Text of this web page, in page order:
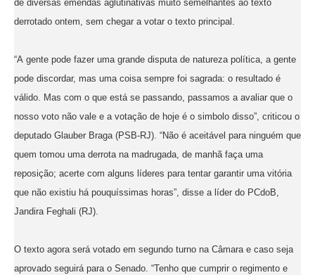
de diversas emendas aglutinativas muito semelhantes ao texto
derrotado ontem, sem chegar a votar o texto principal.
“A gente pode fazer uma grande disputa de natureza política, a gente
pode discordar, mas uma coisa sempre foi sagrada: o resultado é
válido. Mas com o que está se passando, passamos a avaliar que o
nosso voto não vale e a votação de hoje é o simbolo disso”, criticou o
deputado Glauber Braga (PSB-RJ). “Não é aceitável para ninguém que
quem tomou uma derrota na madrugada, de manhã faça uma
reposição; acerte com alguns líderes para tentar garantir uma vitória
que não existiu há pouquíssimas horas”, disse a líder do PCdoB,
Jandira Feghali (RJ).
O texto agora será votado em segundo turno na Câmara e caso seja
aprovado seguirá para o Senado. “Tenho que cumprir o regimento e